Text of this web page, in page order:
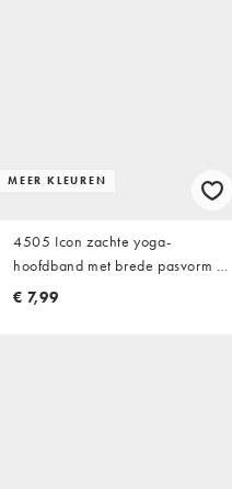
MEER KLEUREN
4505 Icon zachte yoga-
hoofdband met brede pasvorm in
chocoladebruin
€ 7,99